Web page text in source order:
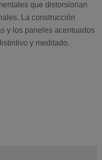
que distorsionan
La construcción
y los paneles acentuados
y meditado.